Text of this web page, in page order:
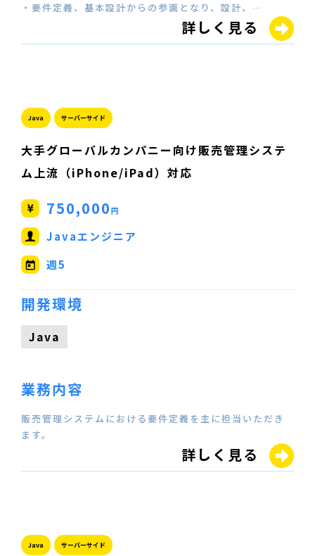
・要件定義、基本設計からの参画となり、設計、…
詳しく見る
Java サーバーサイド
大手グローバルカンパニー向け販売管理システ
ム上流（iPhone/iPad）対応
750,000円
Javaエンジニア
週5
開発環境
Java
業務内容
販売管理システムにおける要件定義を主に担当いただき
ます。
詳しく見る
Java サーバーサイド